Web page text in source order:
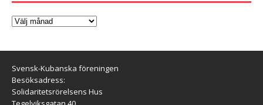
Svensk-Kubanska föreningen
Besöksadress:
Solidaritetsrörelsens Hus